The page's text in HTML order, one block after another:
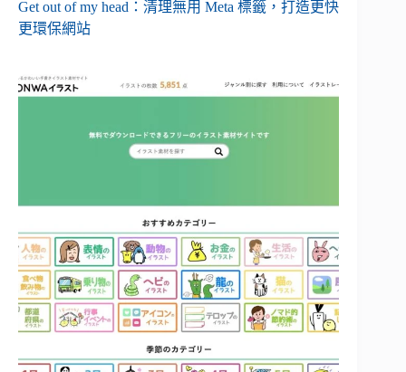
Get out of my head：清理無用 Meta 標籤，打造更快
更環保網站